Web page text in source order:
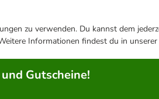
zu verwenden. Du kannst dem
Informationen findest du in unserer
Gutscheine!